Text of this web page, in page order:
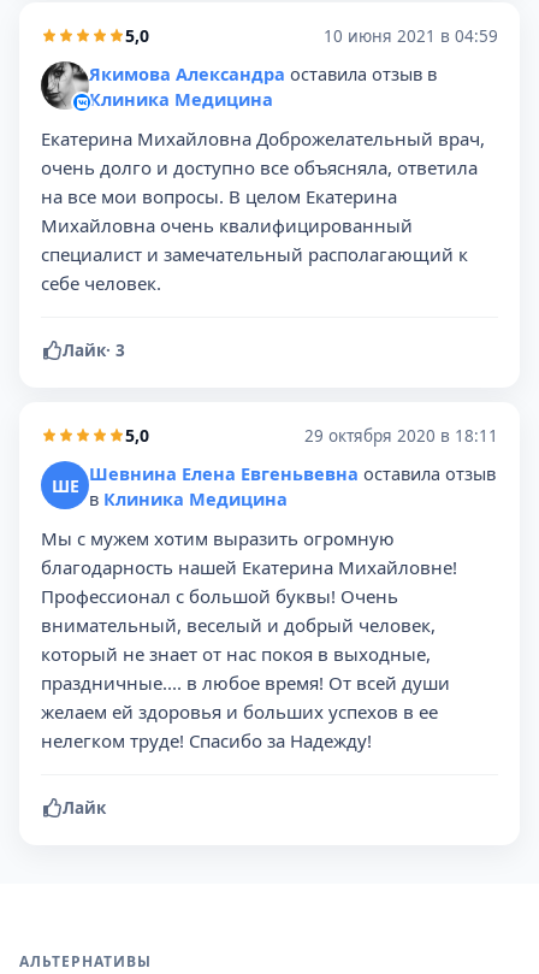
5,0 10 июня 2021 в 04:59
Якимова Александра оставила отзыв в
Клиника Медицина
Екатерина Михайловна Доброжелательный врач,
очень долго и доступно все объясняла, ответила
на все мои вопросы. В целом Екатерина
Михайловна очень квалифицированный
специалист и замечательный располагающий к
себе человек.
Лайк· 3
5,0 29 октября 2020 в 18:11
ШЕ Шевнина Елена Евгеньвевна оставила отзыв
в Клиника Медицина
Мы с мужем хотим выразить огромную
благодарность нашей Екатерина Михайловне!
Профессионал с большой буквы! Очень
внимательный, веселый и добрый человек,
который не знает от нас покоя в выходные,
праздничные.... в любое время! От всей души
желаем ей здоровья и больших успехов в ее
нелегком труде! Спасибо за Надежду!
Лайк
АЛЬТЕРНАТИВЫ